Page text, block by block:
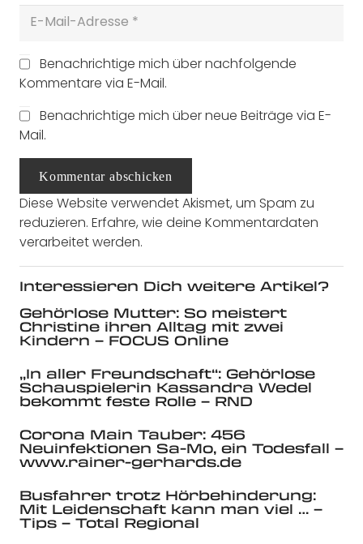
Benachrichtige mich über nachfolgende
Kommentare via E-Mail.
Benachrichtige mich über neue Beiträge via E-
Mail.
Kommentar abschicken
Diese Website verwendet Akismet, um Spam zu
reduzieren. Erfahre, wie deine Kommentardaten
verarbeitet werden.
Interessieren Dich weitere Artikel?
Gehörlose Mutter: So meistert
Christine ihren Alltag mit zwei
Kindern – FOCUS Online
„In aller Freundschaft“: Gehörlose
Schauspielerin Kassandra Wedel
bekommt feste Rolle – RND
Corona Main Tauber: 456
Neuinfektionen Sa-Mo, ein Todesfall –
www.rainer-gerhards.de
Busfahrer trotz Hörbehinderung:
Mit Leidenschaft kann man viel … –
Tips – Total Regional